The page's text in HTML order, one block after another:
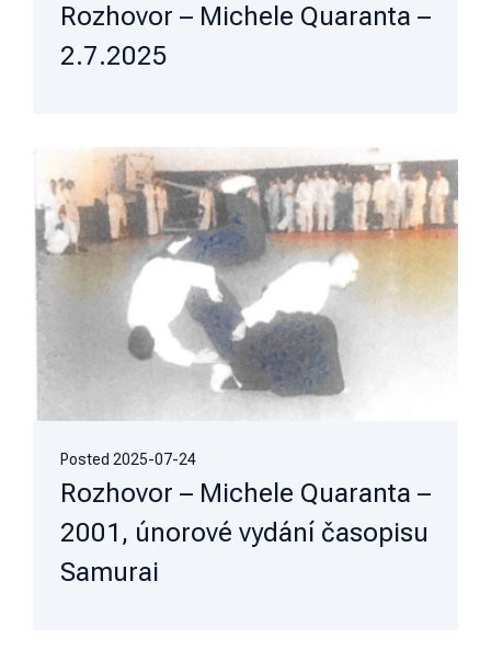
Rozhovor – Michele Quaranta –
2.7.2025
Posted 2025-07-24
Rozhovor – Michele Quaranta –
2001, únorové vydání časopisu
Samurai